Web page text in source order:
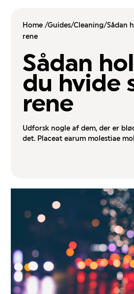
Home /Guides/Cleaning/Sådan
rene
Sådan
du hvide
rene
Udforsk nogle af dem, der er
det. Placeat earum molestiae